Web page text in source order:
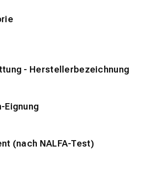
- Herstellerbezeichnung
Eignung
(nach NALFA-Test)